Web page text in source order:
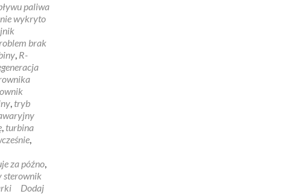
paliwa
wykryto
brak
, R-
, tryb
, turbina
,
za późno,
sterownik
Dodaj